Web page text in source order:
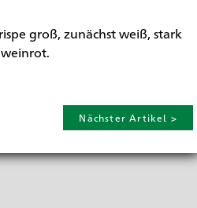
groß, zunächst weiß, stark
Nächster Artikel >